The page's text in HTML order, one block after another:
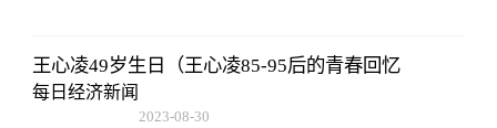
王心凌49岁生日（王心凌85-95后的青春回忆
每日经济新闻
2023-08-30